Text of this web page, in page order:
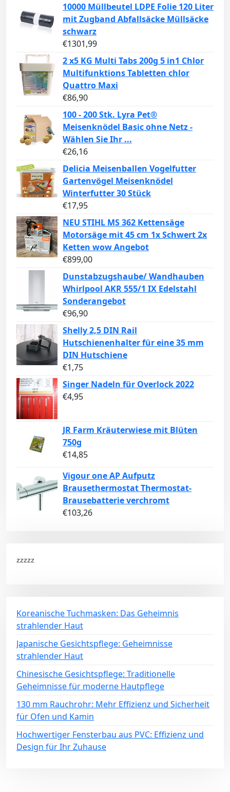
10000 Müllbeutel LDPE Folie 120 Liter
mit Zugband Abfallsäcke Müllsäcke
schwarz
€1301,99
2 x5 KG Multi Tabs 200g 5 in1 Chlor
Multifunktions Tabletten chlor
Quattro Maxi
€86,90
100 - 200 Stk. Lyra Pet®
Meisenknödel Basic ohne Netz -
Wählen Sie Ihr ...
€26,16
Delicia Meisenballen Vogelfutter
Gartenvögel Meisenknödel
Winterfutter 30 Stück
€17,95
NEU STIHL MS 362 Kettensäge
Motorsäge mit 45 cm 1x Schwert 2x
Ketten wow Angebot
€899,00
Dunstabzugshaube/ Wandhauben
Whirlpool AKR 555/1 IX Edelstahl
Sonderangebot
€96,90
Shelly 2,5 DIN Rail
Hutschienenhalter für eine 35 mm
DIN Hutschiene
€1,75
Singer Nadeln für Overlock 2022
€4,95
JR Farm Kräuterwiese mit Blüten
750g
€14,85
Vigour one AP Aufputz
Brausethermostat Thermostat-
Brausebatterie verchromt
€103,26
zzzzz
Koreanische Tuchmasken: Das Geheimnis
strahlender Haut
Japanische Gesichtspflege: Geheimnisse
strahlender Haut
Chinesische Gesichtspflege: Traditionelle
Geheimnisse für moderne Hautpflege
130 mm Rauchrohr: Mehr Effizienz und Sicherheit
für Ofen und Kamin
Hochwertiger Fensterbau aus PVC: Effizienz und
Design für Ihr Zuhause